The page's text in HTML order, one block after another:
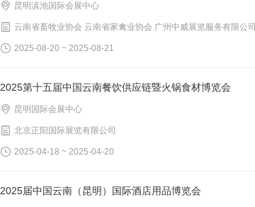
昆明滇池国际会展中心
云南省畜牧业协会 云南省家禽业协会 广州中威展览服务有限公司
2025-08-20 ~ 2025-08-21
2025第十五届中国云南餐饮供应链暨火锅食材博览会
昆明国际会展中心
北京正阳国际展览有限公司
2025-04-18 ~ 2025-04-20
2025届中国云南（昆明）国际酒店用品博览会